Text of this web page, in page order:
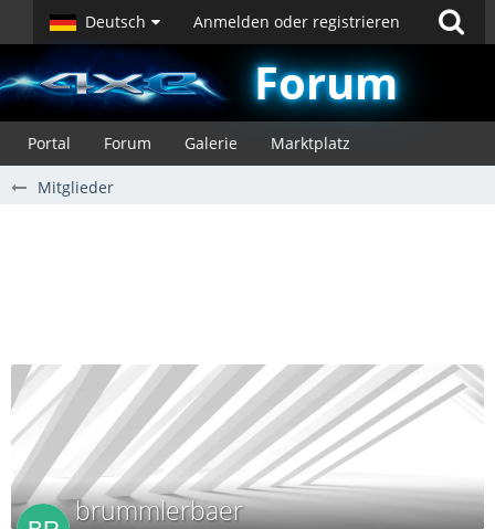
Deutsch Anmelden oder registrieren
Forum
Portal Forum Galerie Marktplatz
Mitglieder
brummlerbaer